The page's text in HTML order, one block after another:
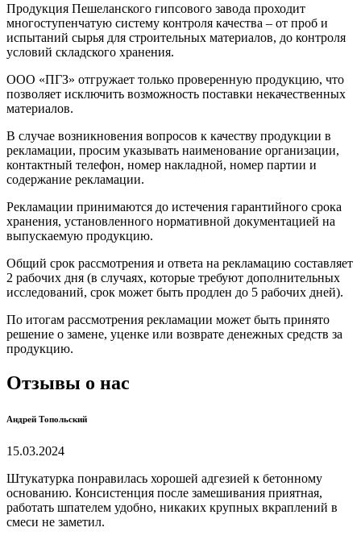
Продукция Пешеланского гипсового завода проходит
многоступенчатую систему контроля качества – от проб и
испытаний сырья для строительных материалов, до контроля
условий складского хранения.
ООО «ПГЗ» отгружает только проверенную продукцию, что
позволяет исключить возможность поставки некачественных
материалов.
В случае возникновения вопросов к качеству продукции в
рекламации, просим указывать наименование организации,
контактный телефон, номер накладной, номер партии и
содержание рекламации.
Рекламации принимаются до истечения гарантийного срока
хранения, установленного нормативной документацией на
выпускаемую продукцию.
Общий срок рассмотрения и ответа на рекламацию составляет
2 рабочих дня (в случаях, которые требуют дополнительных
исследований, срок может быть продлен до 5 рабочих дней).
По итогам рассмотрения рекламации может быть принято
решение о замене, уценке или возврате денежных средств за
продукцию.
Отзывы о нас
Андрей Топольский
15.03.2024
Штукатурка понравилась хорошей адгезией к бетонному
основанию. Консистенция после замешивания приятная,
работать шпателем удобно, никаких крупных вкраплений в
смеси не заметил.